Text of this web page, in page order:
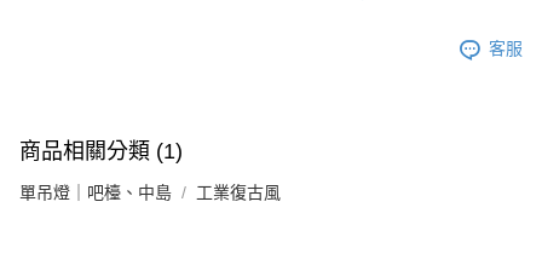
客服
商品相關分類 (1)
單吊燈｜吧檯、中島 工業復古風